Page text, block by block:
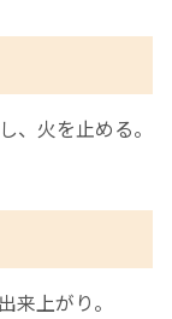
、火を止める。
上がり。